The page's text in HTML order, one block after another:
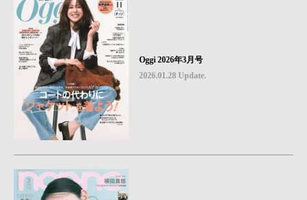
Oggi 2026年3月号
2026.01.28 Update.